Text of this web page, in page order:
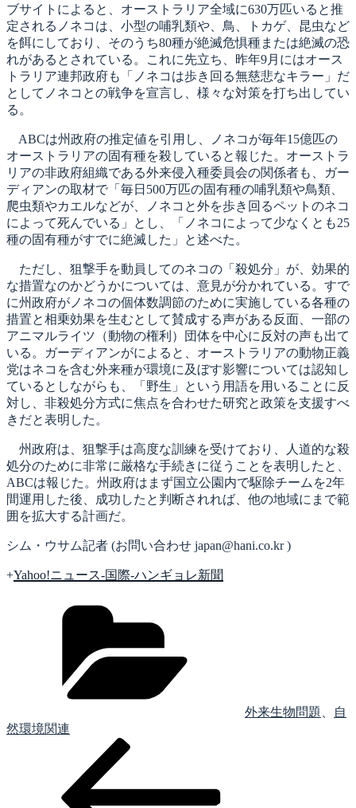
ブサイトによると、オーストラリア全域に630万匹いると推
定されるノネコは、小型の哺乳類や、鳥、トカゲ、昆虫など
を餌にしており、そのうち80種が絶滅危惧種または絶滅の恐
れがあるとされている。これに先立ち、昨年9月にはオース
トラリア連邦政府も「ノネコは歩き回る無慈悲なキラー」だ
としてノネコとの戦争を宣言し、様々な対策を打ち出してい
る。
ABCは州政府の推定値を引用し、ノネコが毎年15億匹の
オーストラリアの固有種を殺していると報じた。オーストラ
リアの非政府組織である外来侵入種委員会の関係者も、ガー
ディアンの取材で「毎日500万匹の固有種の哺乳類や鳥類、
爬虫類やカエルなどが、ノネコと外を歩き回るペットのネコ
によって死んでいる」とし、「ノネコによって少なくとも25
種の固有種がすでに絶滅した」と述べた。
ただし、狙撃手を動員してのネコの「殺処分」が、効果的
な措置なのかどうかについては、意見が分かれている。すで
に州政府がノネコの個体数調節のために実施している各種の
措置と相乗効果を生むとして賛成する声がある反面、一部の
アニマルライツ（動物の権利）団体を中心に反対の声も出て
いる。ガーディアンがによると、オーストラリアの動物正義
党はネコを含む外来種が環境に及ぼす影響については認知し
ているとしながらも、「野生」という用語を用いることに反
対し、非殺処分方式に焦点を合わせた研究と政策を支援すべ
きだと表明した。
州政府は、狙撃手は高度な訓練を受けており、人道的な殺
処分のために非常に厳格な手続きに従うことを表明したと、
ABCは報じた。州政府はまず国立公園内で駆除チームを2年
間運用した後、成功したと判断されれば、他の地域にまで範
囲を拡大する計画だ。
シム・ウサム記者 (お問い合わせ japan@hani.co.kr )
+Yahoo!ニュース-国際-ハンギョレ新聞
外来生物問題
自
然環境関連